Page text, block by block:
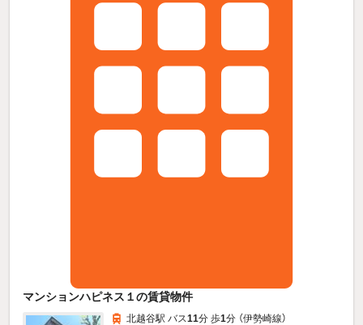
マンションハピネス１の賃貸物件
北越谷駅 バス11分 歩1分 （伊勢崎線）